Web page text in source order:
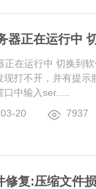
器正在运行中
正在运行中 切换到
现打不开，并有提
中输入ser.....
20
7937
修复:压缩文件